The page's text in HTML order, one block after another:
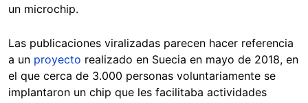
un microchip.
Las publicaciones viralizadas parecen hacer referencia
a un proyecto realizado en Suecia en mayo de 2018, en
el que cerca de 3.000 personas voluntariamente se
implantaron un chip que les facilitaba actividades